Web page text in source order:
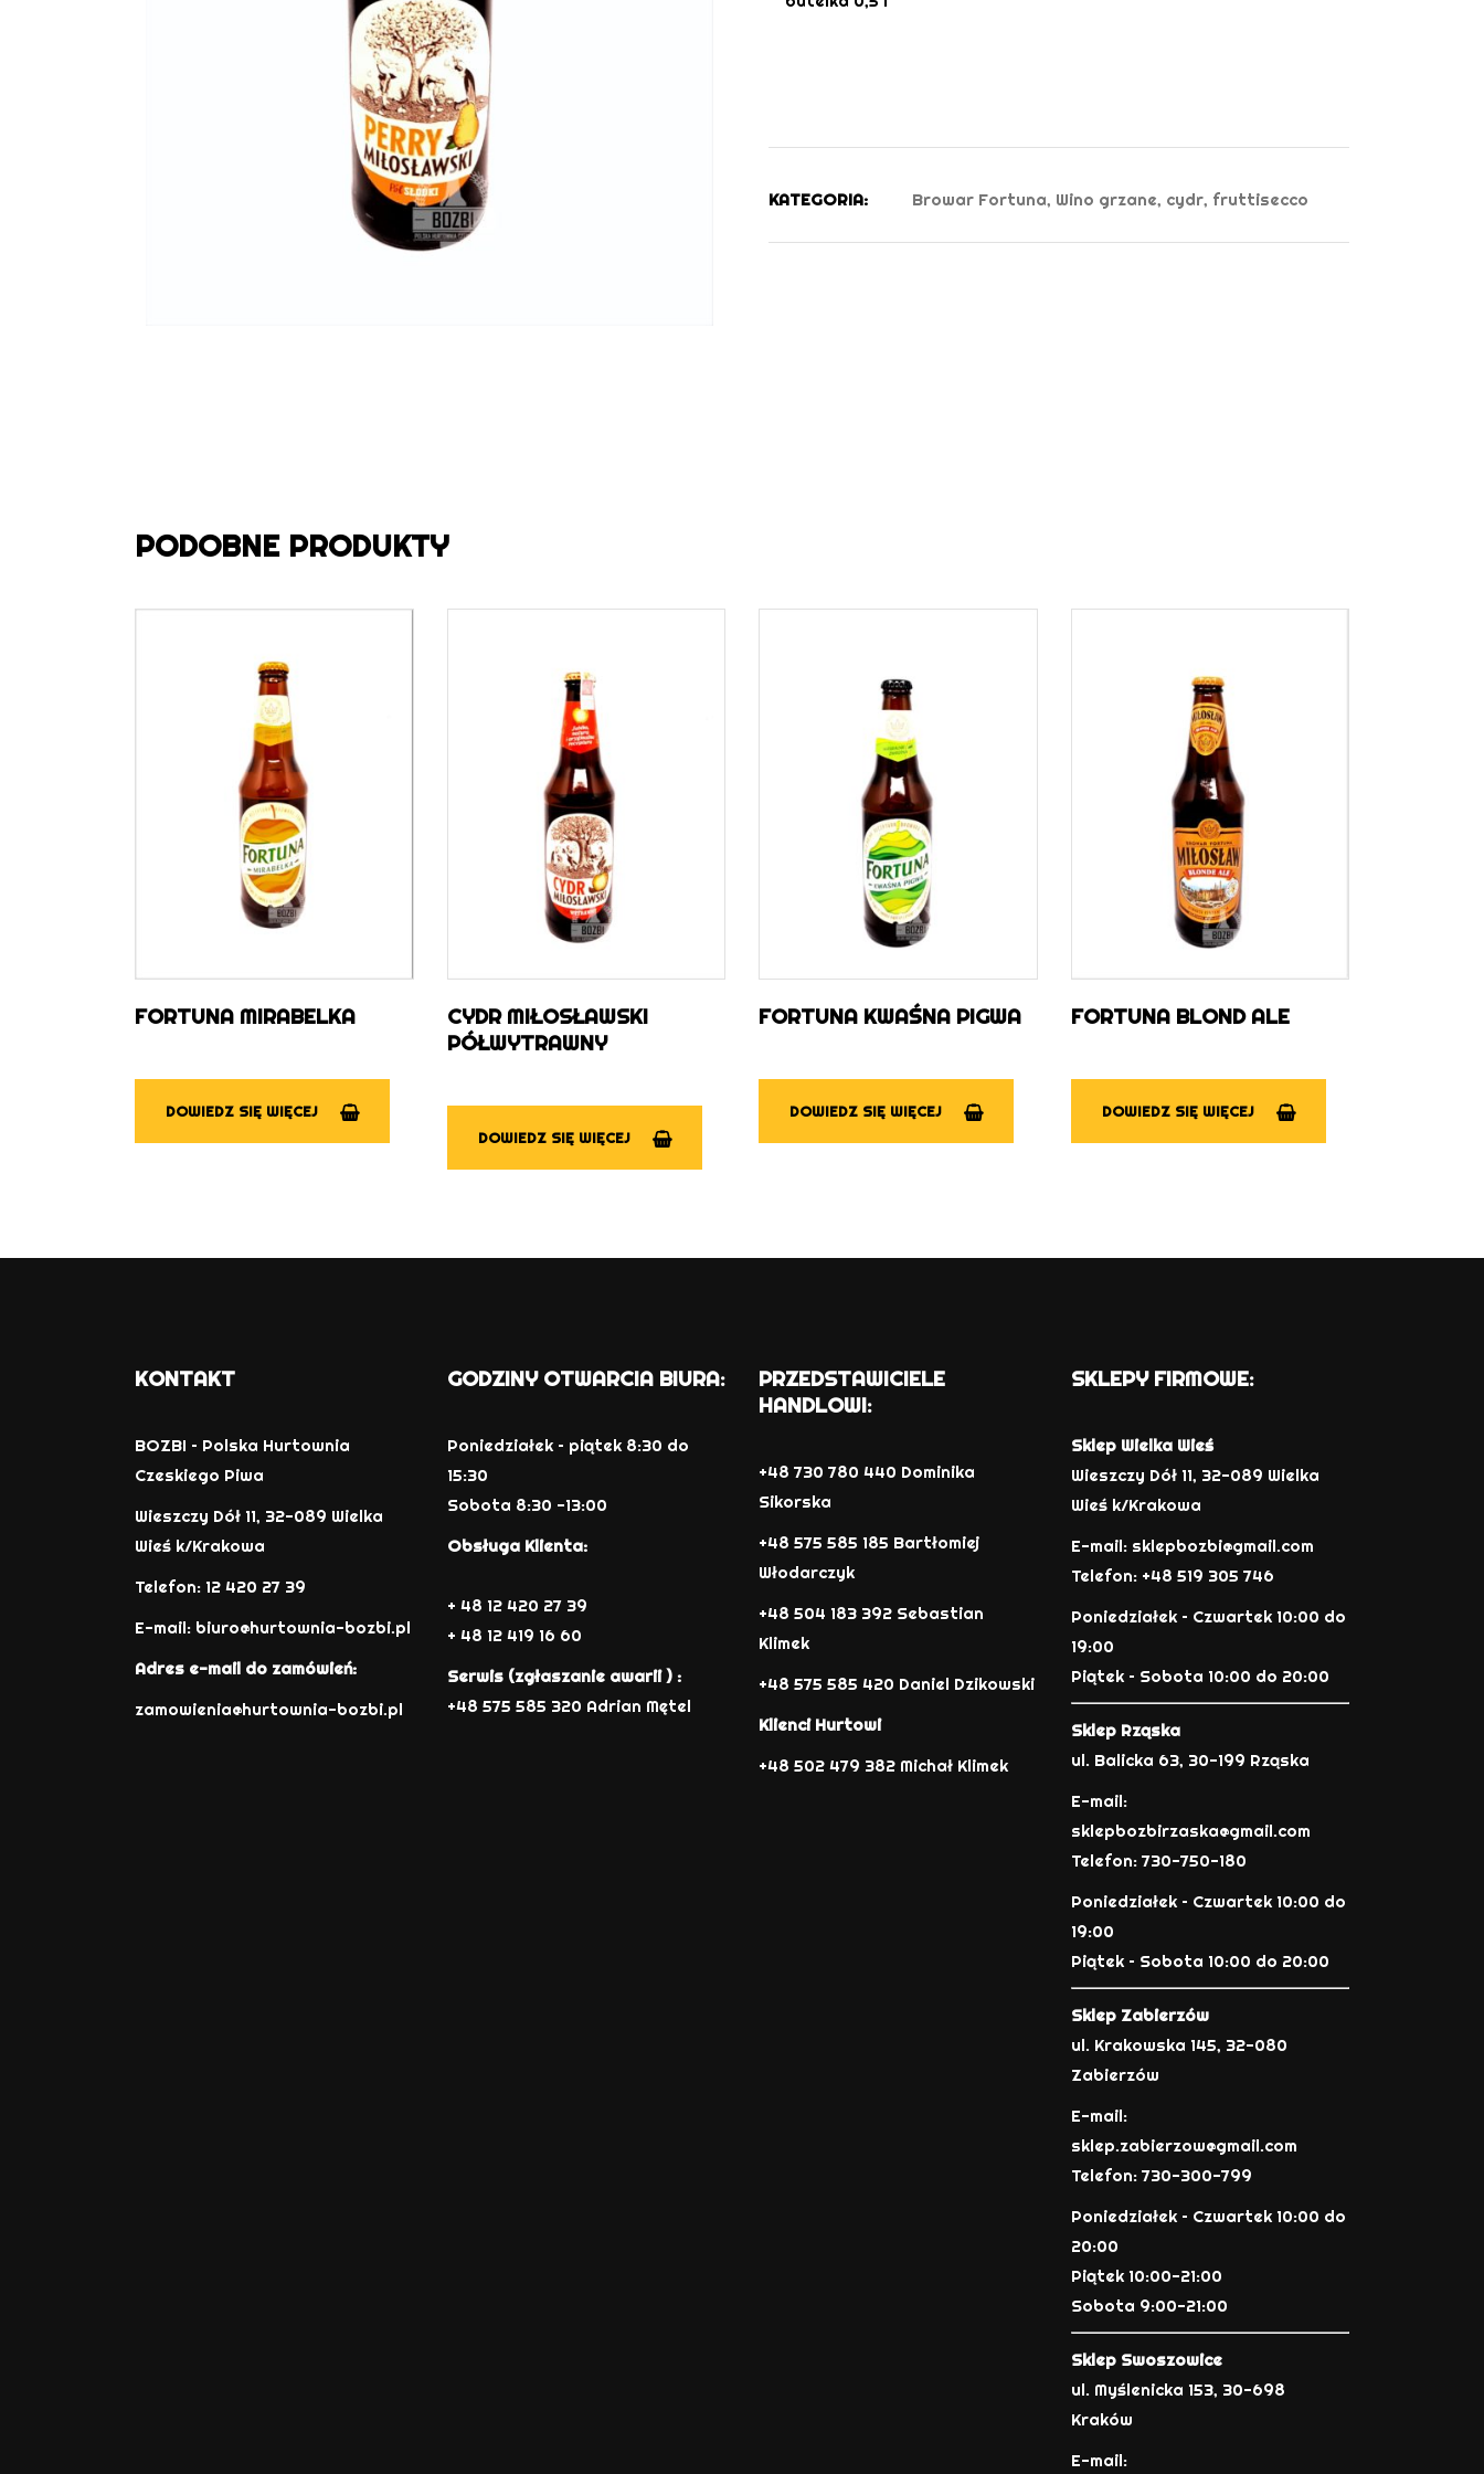
KATEGORIA: Browar Fortuna, Wino grzane, cydr, fruttisecco
PODOBNE PRODUKTY
DOWIEDZ SIĘ WIĘCEJ
FORTUNA MIRABELKA
DOWIEDZ SIĘ WIĘCEJ
DOWIEDZ SIĘ WIĘCEJ
CYDR MIŁOSŁAWSKI
PÓŁWYTRAWNY
DOWIEDZ SIĘ WIĘCEJ
DOWIEDZ SIĘ WIĘCEJ
FORTUNA KWAŚNA PIGWA
DOWIEDZ SIĘ WIĘCEJ
DOWIEDZ SIĘ WIĘCEJ
FORTUNA BLOND ALE
DOWIEDZ SIĘ WIĘCEJ
KONTAKT
BOZBI – Polska Hurtownia
Czeskiego Piwa
Wieszczy Dół 11, 32-089 Wielka
Wieś k/Krakowa
Telefon: 12 420 27 39
E-mail: biuro@hurtownia-bozbi.pl
Adres e-mail do zamówień:
zamowienia@hurtownia-bozbi.pl
GODZINY OTWARCIA BIURA:
Poniedziałek – piątek 8:30 do
15:30
Sobota 8:30 -13:00
Obsługa Klienta:
+ 48 12 420 27 39
+ 48 12 419 16 60
Serwis (zgłaszanie awarii ) :
+48 575 585 320 Adrian Mętel
PRZEDSTAWICIELE
HANDLOWI:
+48 730 780 440 Dominika
Sikorska
+48 575 585 185 Bartłomiej
Włodarczyk
+48 504 183 392 Sebastian
Klimek
+48 575 585 420 Daniel Dzikowski
Klienci Hurtowi
+48 502 479 382 Michał Klimek
SKLEPY FIRMOWE:
Sklep Wielka Wieś
Wieszczy Dół 11, 32-089 Wielka
Wieś k/Krakowa
E-mail: sklepbozbi@gmail.com
Telefon: +48 519 305 746
Poniedziałek – Czwartek 10:00 do
19:00
Piątek – Sobota 10:00 do 20:00
Sklep Rząska
ul. Balicka 63, 30-199 Rząska
E-mail:
sklepbozbirzaska@gmail.com
Telefon: 730-750-180
Poniedziałek – Czwartek 10:00 do
19:00
Piątek – Sobota 10:00 do 20:00
Sklep Zabierzów
ul. Krakowska 145, 32-080
Zabierzów
E-mail:
sklep.zabierzow@gmail.com
Telefon: 730-300-799
Poniedziałek – Czwartek 10:00 do
20:00
Piątek 10:00-21:00
Sobota 9:00-21:00
Sklep Swoszowice
ul. Myślenicka 153, 30-698
Kraków
E-mail: